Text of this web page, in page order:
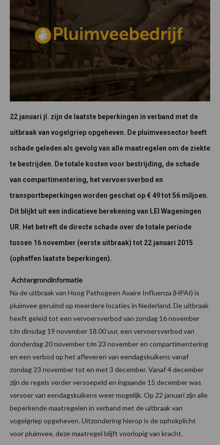
22 januari jl. zijn de laatste beperkingen in verband met de
uitbraak van vogelgriep opgeheven. De pluimveesector heeft
schade geleden als gevolg van alle maatregelen om de ziekte
te bestrijden. De totale kosten voor bestrijding, de schade
van compartimentering, het vervoersverbod en
transportbeperkingen worden geschat op € 49 tot 56 miljoen.
Dit blijkt uit een indicatieve berekening van LEI Wageningen
UR. Het betreft de directe schade over de totale periode
tussen 16 november (eerste uitbraak) tot 22 januari 2015
(opheffen laatste beperkingen).
Achtergrondinformatie
Na de uitbraak van Hoog Pathogeen Avaire Influenza (HPAI) is
pluimvee geruimd op meerdere locaties in Nederland. De uitbraak
heeft geleid tot een vervoersverbod van zondag 16 november
t/m dinsdag 19 november 18.00 uur, een vervoersverbod van
donderdag 20 november t/m 23 november en compartimentering
en een verbod op het afleveren van eendagskuikens vanaf
zondag 23 november tot en met 3 december. Vanaf 4 december
zijn de regels verder versoepeld en ingaande 15 december was
vervoer van eendagskuikens weer mogelijk. Op 22 januari zijn alle
beperkende maatregelen in verband met de uitbraak van
vogelgriep opgeheven. Uitzondering hierop is de ophokplicht
voor pluimvee, deze maatregel blijft voorlopig van kracht.